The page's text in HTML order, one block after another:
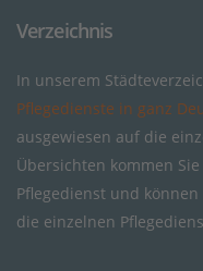
Verzeichnis
In unserem
Pflegedienste in ganz
ausgewiesen auf die
Übersichten kommen
Pflegedienst und
die einzelnen